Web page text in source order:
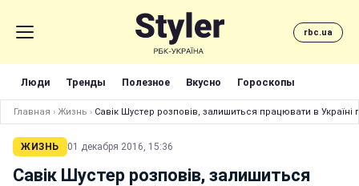
rbc.ua
Люди Тренды Полезное Вкусно Гороскопы
Главная › Жизнь › Савік Шустер розповів, залишиться працювати в Україні
ЖИЗНЬ 01 декабря 2016, 15:36
Савік Шустер розповів, залишиться